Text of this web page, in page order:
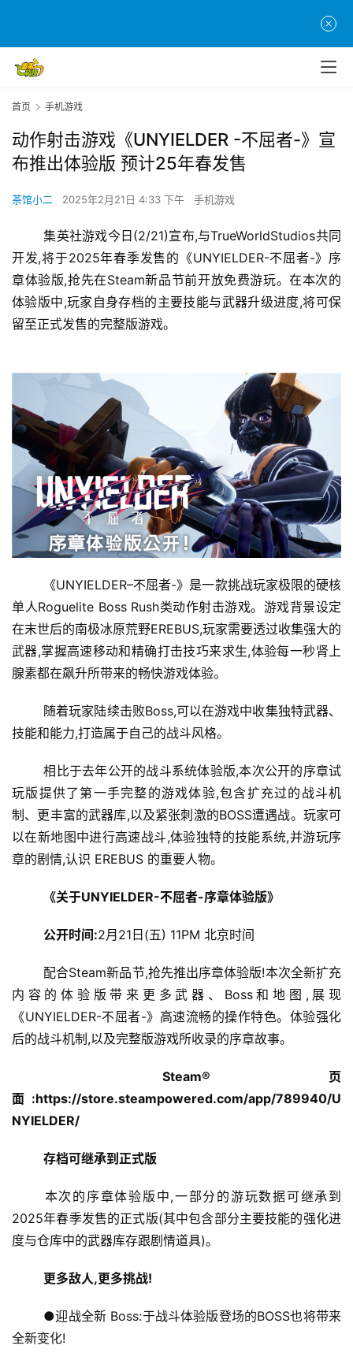
首页 手机游戏
动作射击游戏《UNYIELDER -不屈者-》宣
布推出体验版 预计25年春发售
茶馆小二 2025年2月21日 4:33 下午 手机游戏
	集英社游戏今日(2/21)宣布,与TrueWorldStudios共同
开发,将于2025年春季发售的《UNYIELDER-不屈者-》序
章体验版,抢先在Steam新品节前开放免费游玩。在本次的
体验版中,玩家自身存档的主要技能与武器升级进度,将可保
留至正式发售的完整版游戏。
单人Roguelite Boss Rush类动作射击游戏。游戏背景设定
在末世后的南极冰原荒野EREBUS,玩家需要透过收集强大的
武器,掌握高速移动和精确打击技巧来求生,体验每一秒肾上
腺素都在飙升所带来的畅快游戏体验。
技能和能力,打造属于自己的战斗风格。
	相比于去年公开的战斗系统体验版,本次公开的序章试
玩版提供了第一手完整的游戏体验,包含扩充过的战斗机
制、更丰富的武器库,以及紧张刺激的BOSS遭遇战。玩家可
以在新地图中进行高速战斗,体验独特的技能系统,并游玩序
章的剧情,认识 EREBUS 的重要人物。
《关于UNYIELDER-不屈者-序章体验版》
公开时间:2月21日(五) 11PM 北京时间
内容的体验版带来更多武器、Boss和地图,展现
《UNYIELDER-不屈者-》高速流畅的操作特色。体验强化
后的战斗机制,以及完整版游戏所收录的序章故事。
Steam®页
面:https://store.steampowered.com/app/789940/U
NYIELDER/
存档可继承到正式版
2025年春季发售的正式版(其中包含部分主要技能的强化进
度与仓库中的武器库存跟剧情道具)。
更多敌人,更多挑战!
全新变化!